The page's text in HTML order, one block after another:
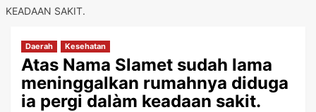
KEADAAN SAKIT.
Daerah Kesehatan
Atas Nama Slamet sudah lama
meninggalkan rumahnya diduga
ia pergi dalàm keadaan sakit.